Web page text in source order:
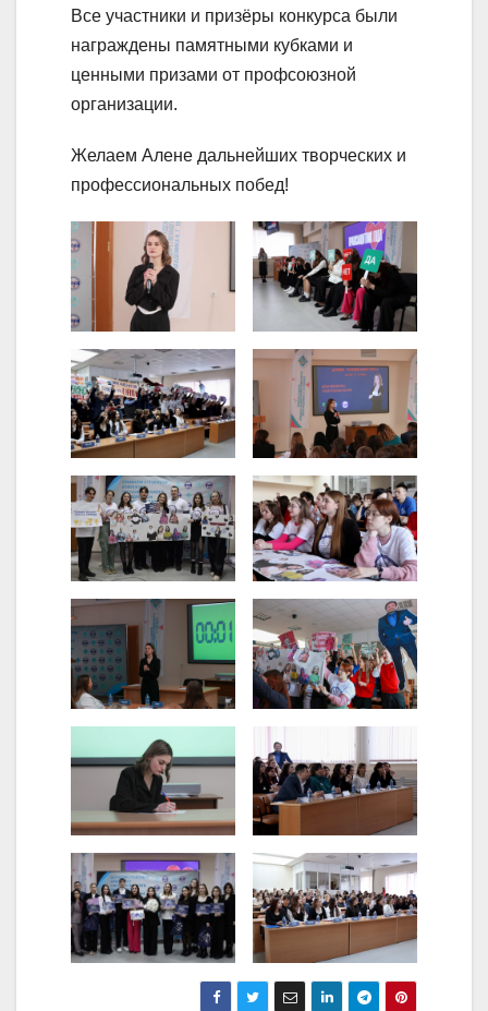
Все участники и призёры конкурса были
награждены памятными кубками и
ценными призами от профсоюзной
организации.
Желаем Алене дальнейших творческих и
профессиональных побед!